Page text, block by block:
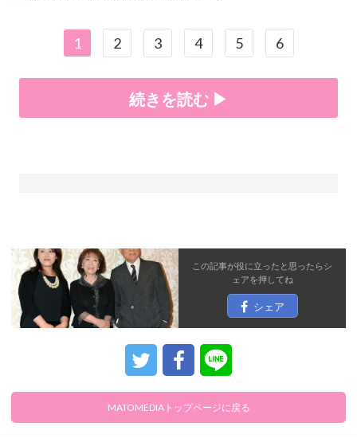
1 2 3 4 5 6
続きを読む ▶
この記事が役に立ったと思ったらシ
ェアを押してね
シェア
MATOMEDIAトップページに戻る